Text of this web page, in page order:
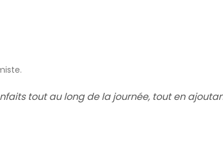
tout au long de la journée, tout en